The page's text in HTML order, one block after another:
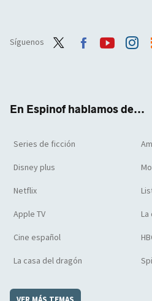
Síguenos
En Espinof hablamos de...
Series de ficción
Disney plus
Netflix
Apple TV La
Cine español
La casa del dragón